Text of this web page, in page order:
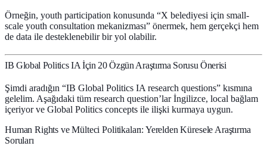
Örneğin, youth participation konusunda “X belediyesi için small-
scale youth consultation mekanizması” önermek, hem gerçekçi hem
de data ile desteklenebilir bir yol olabilir.
IB Global Politics IA İçin 20 Özgün Araştırma Sorusu Önerisi
Şimdi aradığın “IB Global Politics IA research questions” kısmına
gelelim. Aşağıdaki tüm research question’lar İngilizce, local bağlam
içeriyor ve Global Politics concepts ile ilişki kurmaya uygun.
Human Rights ve Mülteci Politikaları: Yerelden Küresele Araştırma
Soruları